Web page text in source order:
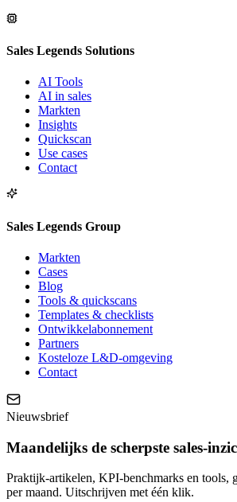
Sales Legends Solutions
AI Tools
AI in sales
Markten
Insights
Quickscan
Use cases
Contact
Sales Legends Group
Markten
Cases
Blog
Tools & quickscans
Templates & checklists
Ontwikkelabonnement
Partners
Kosteloze L&D-omgeving
Contact
Nieuwsbrief
Maandelijks de scherpste sales-
Praktijk-artikelen, KPI-benchmarks en tools,
per maand. Uitschrijven met één klik.